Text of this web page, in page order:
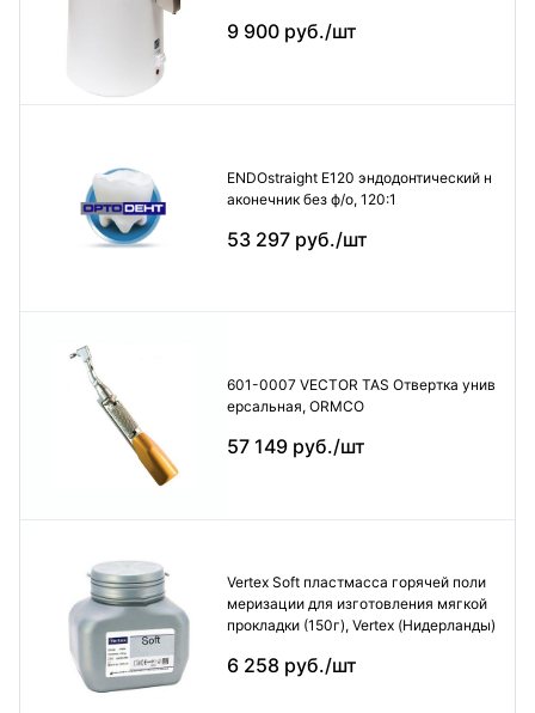
9 900 руб./шт
ENDOstraight E120 эндодонтический н
аконечник без ф/о, 120:1
53 297 руб./шт
601-0007 VECTOR TAS Отвертка унив
ерсальная, ORMCO
57 149 руб./шт
Vertex Soft пластмасса горячей поли
меризации для изготовления мягкой
прокладки (150г), Vertex (Нидерланды)
6 258 руб./шт